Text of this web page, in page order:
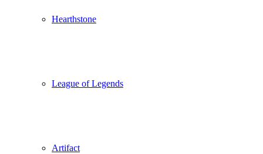
Hearthstone
League of Legends
Artifact